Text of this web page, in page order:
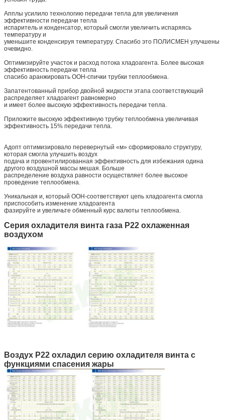
Апплы усилило технологию передачи тепла для увеличения
эффективности передачи тепла
испаритель и конденсатор, который смогли увеличить испаряясь
температуру и
уменьшите конденсируя температуру. Спасибо это ПОЛИСМЕН улучшены
очевидно.
Оптимизируйте участок и расход потока хладоагента. Более высокая
эффективность передачи тепла
спасибо аранжировать ООН-спички трубки теплообмена.
Запатентованный прибор двойной жидкости этапа соответствующий
распределяет хладоагент равномерно
и имеет более высокую эффективность передачи тепла.
Приложите высокую эффективную трубку теплообмена увеличивая
эффективность 15% передачи тепла.
Адопт оптимизировало перевернутый «м» сформировало структуру,
которая смогла улучшить воздух
подача и провентилированная эффективность для избежания одина
другого воздушной массы мешая. Больше
распределение воздуха равности осуществляет более высокое
проведение теплообмена.
Уникальная и, который ООН-соответствуют цепь хладоагента смогла
приспособить изменение хладоагента
фазируйте и увеличьте обменный курс валюты теплообмена.
Серия охладителя винта газа Р22 охлаженная
воздухом
Воздух Р22 охладил серию охладителя винта с
функциями спасения жары